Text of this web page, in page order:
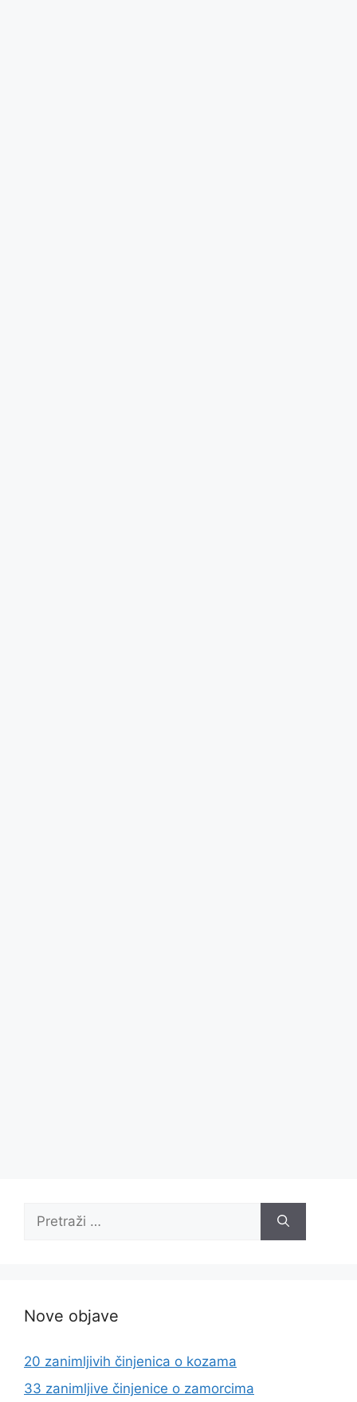
Pretraži:
Nove objave
20 zanimljivih činjenica o kozama
33 zanimljive činjenice o zamorcima